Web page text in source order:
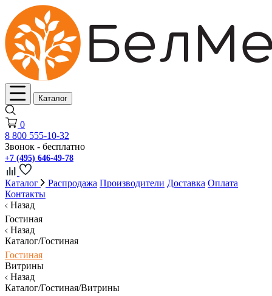
Каталог
0
8 800 555-10-32
Звонок - бесплатно
+7 (495) 646-49-78
Каталог Распродажа Производители Доставка Оплата
Контакты
Назад
Гостиная
Назад
Каталог/Гостиная
Гостиная
Витрины
Назад
Каталог/Гостиная/Витрины